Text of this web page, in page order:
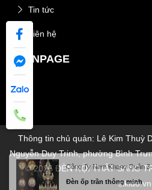
Tin tức
Liên hệ
FANPAGE
Thông tin chủ quản: Lê Kim Thuỳ
Nguyễn Duy Trinh, phường Bình
© 2026 ĐÈN NỘI THẤT SANG
sikido.vn